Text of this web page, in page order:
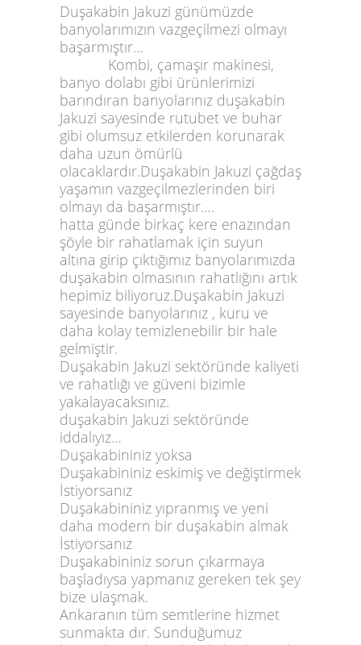
Duşakabin Jakuzi günümüzde
banyolarımızın vazgeçilmezi olmayı
başarmıştır…
Kombi, çamaşır makinesi,
banyo dolabı gibi ürünlerimizi
barındıran banyolarınız duşakabin
Jakuzi sayesinde rutubet ve buhar
gibi olumsuz etkilerden korunarak
daha uzun ömürlü
olacaklardır.Duşakabin Jakuzi çağdaş
yaşamın vazgeçilmezlerinden biri
olmayı da başarmıştır….
hatta günde birkaç kere enazından
şöyle bir rahatlamak için suyun
altına girip çıktığımız banyolarımızda
duşakabin olmasının rahatlığını artık
hepimiz biliyoruz.Duşakabin Jakuzi
sayesinde banyolarınız , kuru ve
daha kolay temizlenebilir bir hale
gelmiştir.
Duşakabin Jakuzi sektöründe kaliyeti
ve rahatlığı ve güveni bizimle
yakalayacaksınız.
duşakabin Jakuzi sektöründe
iddalıyız…
Duşakabininiz yoksa
Duşakabininiz eskimiş ve değiştirmek
İstiyorsanız
Duşakabininiz yıpranmış ve yeni
daha modern bir duşakabin almak
İstiyorsanız
Duşakabininiz sorun çıkarmaya
başladıysa yapmanız gereken tek şey
bize ulaşmak.
Ankaranın tüm semtlerine hizmet
sunmakta dır. Sunduğumuz